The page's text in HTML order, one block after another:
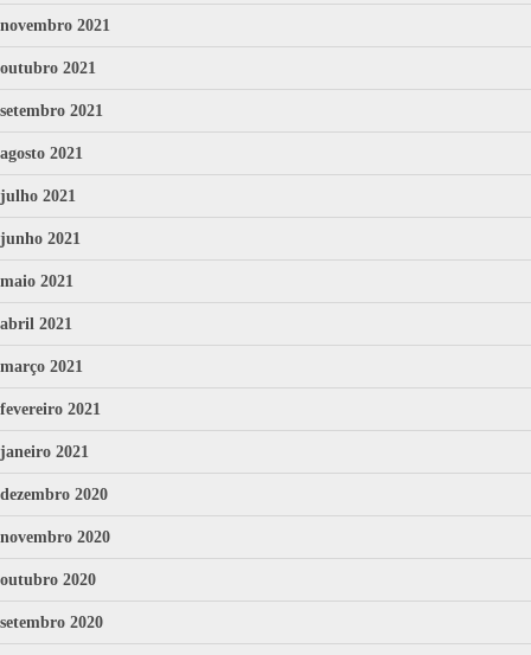
novembro 2021
outubro 2021
setembro 2021
agosto 2021
julho 2021
junho 2021
maio 2021
abril 2021
março 2021
fevereiro 2021
janeiro 2021
dezembro 2020
novembro 2020
outubro 2020
setembro 2020